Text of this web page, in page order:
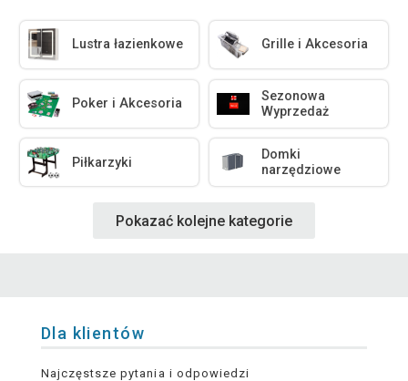
Lustra łazienkowe Grille i Akcesoria
Poker i Akcesoria
Sezonowa
Wyprzedaż
Piłkarzyki
Domki
narzędziowe
Pokazać kolejne kategorie
Dla klientów
Najczęstsze pytania i odpowiedzi